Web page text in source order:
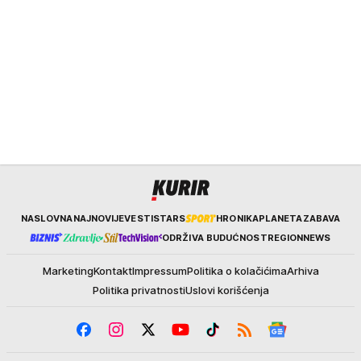
KurirNASLOVNANAJNOVIJEVESTISTARS HRONIKAPLANETAZABAVA
ODRŽIVA BUDUĆNOSTREGIONNEWS
MarketingKontaktImpressumPolitika o kolačićimaArhiva
Politika privatnostiUslovi korišćenja